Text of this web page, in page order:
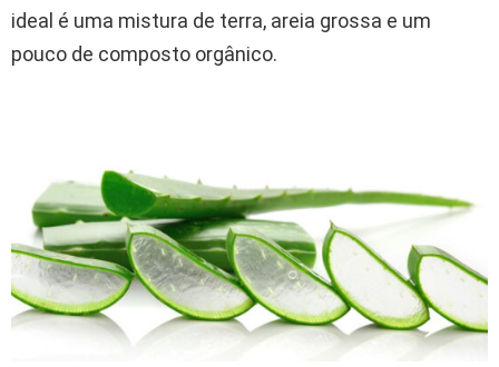
ideal é uma mistura de terra, areia grossa e um
pouco de composto orgânico.